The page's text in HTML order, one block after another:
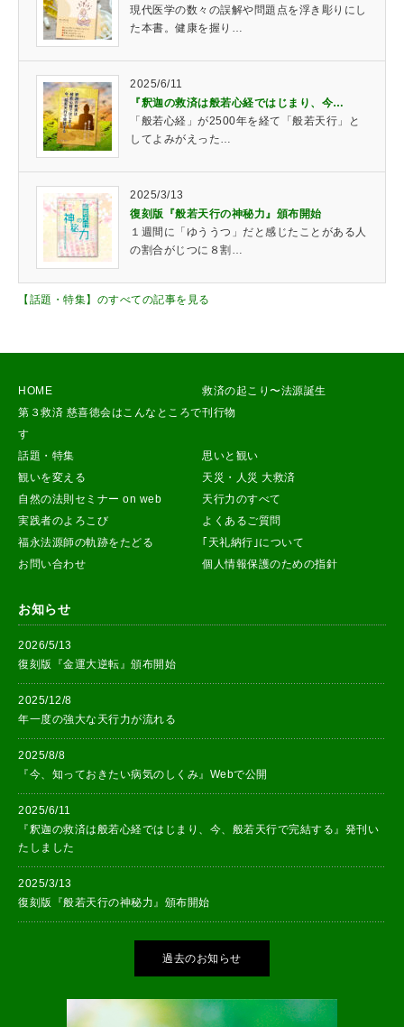
現代医学の数々の誤解や問題点を浮き彫りにし
た本書。健康を握り…
2025/6/11
『釈迦の救済は般若心経ではじまり、今…
「般若心経」が2500年を経て「般若天行」と
してよみがえった…
2025/3/13
復刻版『般若天行の神秘力』頒布開始
１週間に「ゆううつ」だと感じたことがある人
の割合がじつに８割…
【話題・特集】のすべての記事を見る
HOME
救済の起こり〜法源誕生
第３救済 慈喜徳会はこんなところで
す
刊行物
話題・特集
思いと観い
観いを変える
天災・人災 大救済
自然の法則セミナー on web
天行力のすべて
実践者のよろこび
よくあるご質問
福永法源師の軌跡をたどる
｢天礼納行｣について
お問い合わせ
個人情報保護のための指針
お知らせ
2026/5/13
復刻版『金運大逆転』頒布開始
2025/12/8
年一度の強大な天行力が流れる
2025/8/8
『今、知っておきたい病気のしくみ』Webで公開
2025/6/11
『釈迦の救済は般若心経ではじまり、今、般若天行で完結する』発刊い
たしました
2025/3/13
復刻版『般若天行の神秘力』頒布開始
過去のお知らせ